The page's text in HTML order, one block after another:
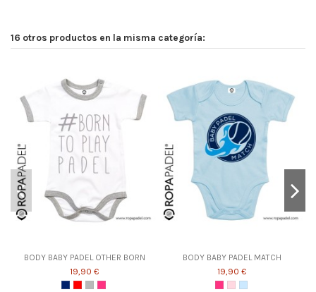
16 otros productos en la misma categoría:
BODY BABY PADEL OTHER BORN
19,90 €
BODY BABY PADEL MATCH
19,90 €